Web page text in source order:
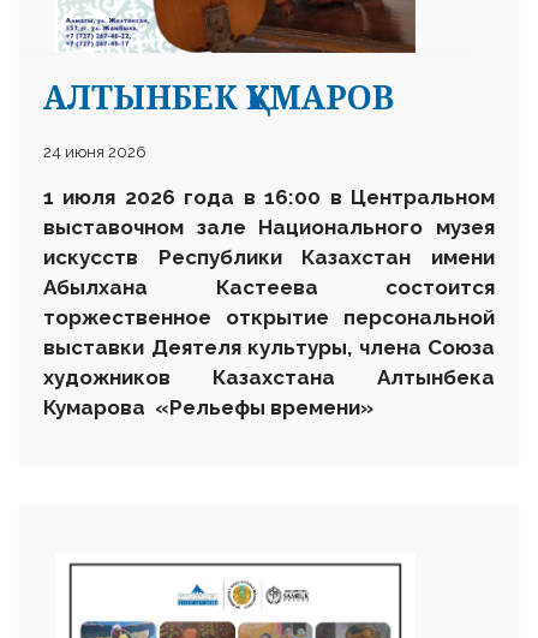
АЛТЫНБЕК ҚҰМАРОВ
24 июня 2026
1 июля 2026 года в 16:00 в Центральном
выставочном зале Национального музея
искусств Республики Казахстан имени
Абылхана Кастеева состоится
торжественное открытие персональной
выставки Деятеля культуры, члена Союза
художников Казахстана Алтынбека
Кумарова «Рельефы времени»